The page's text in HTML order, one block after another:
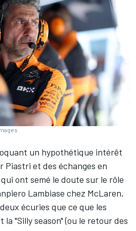
un hypothétique intérêt
Piastri et des échanges en
ont semé le doute sur le rôle
Lambiase chez McLaren,
écuries que ce que les
"Silly season" (ou le retour des